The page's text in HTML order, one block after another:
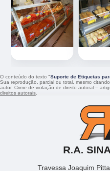
‹
O conteúdo do texto "Suporte de Etiquetas
Sua reprodução, parcial ou total, mesmo
autor. Crime de violação de direito autoral –
direitos autorais.
R.A.
Travessa Joaquim